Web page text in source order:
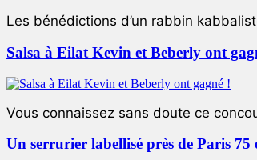
Les bénédictions d’un rabbin
Salsa à Eilat Kevin et Beberly ont
Vous connaissez sans doute ce
Un serrurier labellisé près de Paris